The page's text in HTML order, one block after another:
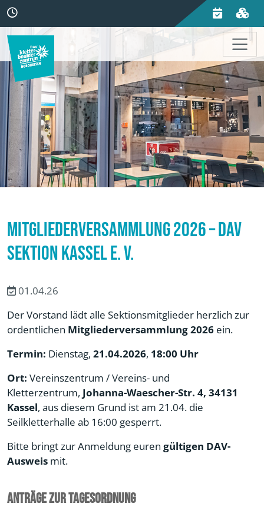
Mitgliederversammlung 2026 – DAV
Sektion Kassel e. V.
01.04.26
Der Vorstand lädt alle Sektionsmitglieder herzlich zur
ordentlichen Mitgliederversammlung 2026 ein.
Termin: Dienstag, 21.04.2026, 18:00 Uhr
Ort: Vereinszentrum / Vereins- und
Kletterzentrum, Johanna-Waescher-Str. 4, 34131
Kassel, aus diesem Grund ist am 21.04. die
Seilkletterhalle ab 16:00 gesperrt.
Bitte bringt zur Anmeldung euren gültigen DAV-
Ausweis mit.
Anträge zur Tagesordnung